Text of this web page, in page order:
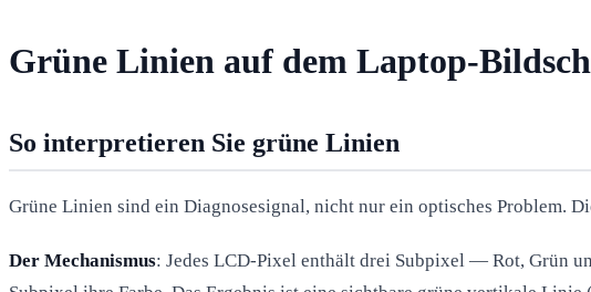
Grüne Linien auf dem Laptop-
So interpretieren Sie grüne Linien
Grüne Linien sind ein Diagnosesignal, nicht nur ein optisches Problem.
Der Mechanismus: Jedes LCD-Pixel enthält drei Subpixel — Rot, Grün